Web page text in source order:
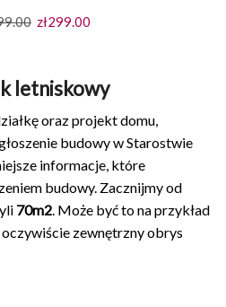
Pierwotna
zł499.00.
zł299.00
zł299.00.
letniskowy
oraz projekt domu,
budowy w Starostwie
informacje, które
budowy. Zacznijmy od
70m2 . Może być to na przykład
oczywiście zewnętrzny obrys